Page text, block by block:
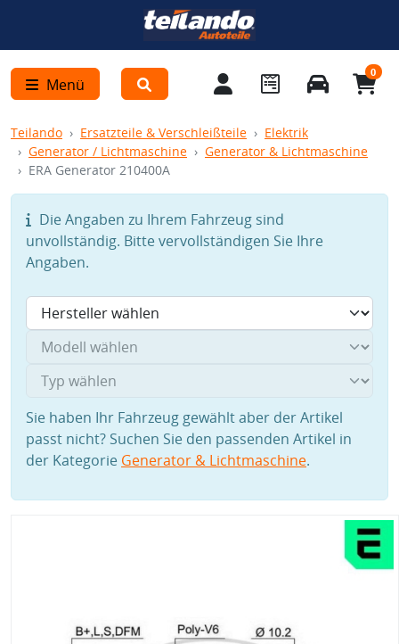
Menü
0
Teilando Ersatzteile & Verschleißteile
Elektrik
Generator / Lichtmaschine
Generator & Lichtmaschine
ERA Generator 210400A
Die Angaben zu Ihrem Fahrzeug sind
unvollständig. Bitte vervollständigen Sie Ihre
Angaben.
Sie haben Ihr Fahrzeug gewählt aber der Artikel
passt nicht? Suchen Sie den passenden Artikel in
der Kategorie Generator & Lichtmaschine.